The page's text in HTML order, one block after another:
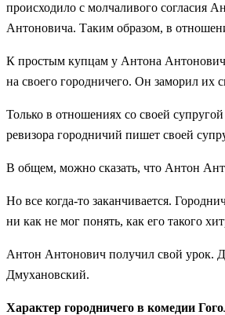
происходило с молчаливого согласия
Антоновича. Таким образом, в
К простым купцам у Антона
на своего городничего. Он заморил их
Только в отношениях со своей
ревизора городничий пишет своей
В общем, можно сказать, что Антон
Но все когда-то заканчивается.
ни как не мог понять, как его такого
Антон Антонович получил свой урок.
Дмухановский.
Характер городничего в комедии